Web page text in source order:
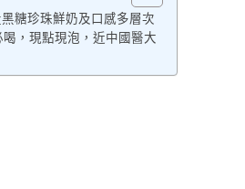
糖珍珠鮮奶及口感多層次
，現點現泡，近中國醫大